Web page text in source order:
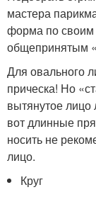
мастера
форма по своим
общепринятым
Для овального
прическа! Но
вытянутое лицо
вот длинные
носить не
лицо.
Круг